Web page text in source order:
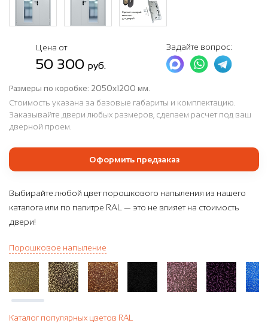
Цена от
50 300 руб.
Задайте вопрос:
Размеры по коробке: 2050х1200 мм.
Стоимость указана за базовые габариты и комплектацию.
Заказывайте двери любых размеров, сделаем расчет под ваш
дверной проем.
Оформить предзаказ
Выбирайте любой цвет порошкового напыления из нашего
каталога или по палитре RAL — это не влияет на стоимость
двери!
Порошковое напыление
Каталог популярных цветов RAL